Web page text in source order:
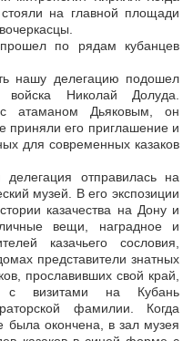
на главной площади
по рядам кубанцев
нашу делегацию подошел
войска Николай Долуда.
атаманом Дьяковым, он
приняли его приглашение и
для современных казаков
делегация отправилась на
музей. В его экспозиции
казачества на Дону и
вещи, наградное и
казачьего сословия,
представители знатных
прославивших свой край,
визитами на Кубань
фамилии. Когда
была окончена, в зал музея